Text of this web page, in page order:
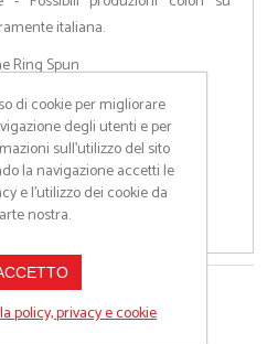
italiana.
Ring Spun
di cookie per migliorare
degli utenti e per
sull’utilizzo del sito
la navigazione accetti le
e l'utilizzo dei cookie da
nostra.
policy, privacy e cookie